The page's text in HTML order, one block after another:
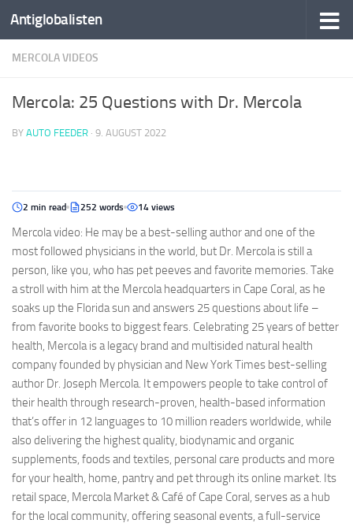
Antiglobalisten
MERCOLA VIDEOS
Mercola: 25 Questions with Dr. Mercola
BY AUTO FEEDER · 9. AUGUST 2022
2 min read 252 words 14 views
Mercola video: He may be a best-selling author and one of the
most followed physicians in the world, but Dr. Mercola is still a
person, like you, who has pet peeves and favorite memories. Take
a stroll with him at the Mercola headquarters in Cape Coral, as he
soaks up the Florida sun and answers 25 questions about life –
from favorite books to biggest fears. Celebrating 25 years of better
health, Mercola is a legacy brand and multisided natural health
company founded by physician and New York Times best-selling
author Dr. Joseph Mercola. It empowers people to take control of
their health through research-proven, health-based information
that’s offer in 12 languages to 10 million readers worldwide, while
also delivering the highest quality, biodynamic and organic
supplements, foods and textiles, personal care products and more
for your health, home, pantry and pet through its online market. Its
retail space, Mercola Market & Café of Cape Coral, serves as a hub
for the local community, offering seasonal events, a full-service